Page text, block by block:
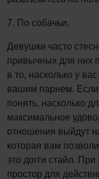
7. По собачьи.
Девушки часто
привычных для них
в то, насколько у
вашим парнем. Если
понять, насколько
максимальное
отношения выйдут
которая вам
это догги стайл.
простор для